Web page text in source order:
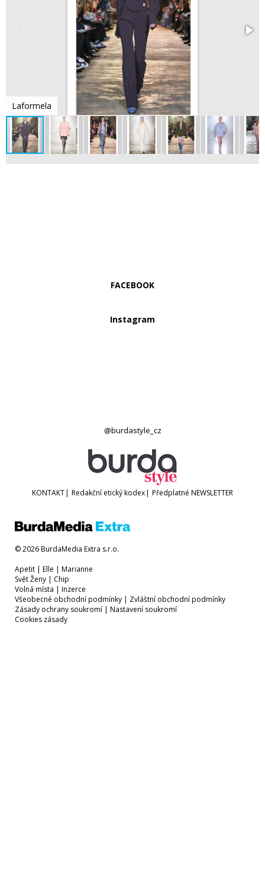
Laformela
FACEBOOK
Instagram
@burdastyle_cz
KONTAKT| Redakční etický kodex| Předplatné NEWSLETTER
© 2026 BurdaMedia Extra s.r.o.
Apetit | Elle | Marianne
Svět Ženy | Chip
Volná místa | Inzerce
Všeobecné obchodní podmínky | Zvláštní obchodní podmínky
Zásady ochrany soukromí | Nastavení soukromí
Cookies zásady